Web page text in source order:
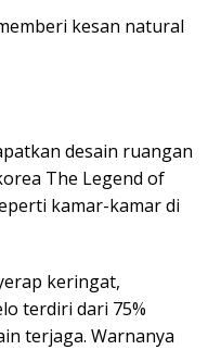
kesan natural
desain ruangan
The Legend of
kamar-kamar di
keringat,
terdiri dari 75%
terjaga. Warnanya